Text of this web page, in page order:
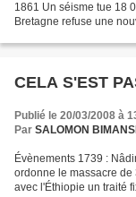
1861 Un séisme tue 18
Bretagne refuse une
CELA S'EST
Publié le 20/03/2008 à
Par SALOMON
Évènements 1739 :
ordonne le massacre de
avec l'Éthiopie un traité